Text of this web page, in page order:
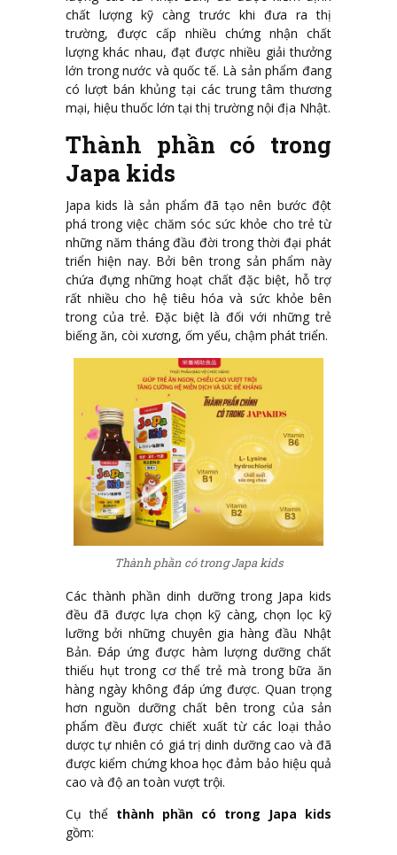
chất lượng kỹ càng trước khi đưa ra thị
trường, được cấp nhiều chứng nhận chất
lượng khác nhau, đạt được nhiều giải thưởng
lớn trong nước và quốc tế. Là sản phẩm đang
có lượt bán khủng tại các trung tâm thương
mại, hiệu thuốc lớn tại thị trường nội địa Nhật.
Thành phần có trong
Japa kids
Japa kids là sản phẩm đã tạo nên bước đột
phá trong việc chăm sóc sức khỏe cho trẻ từ
những năm tháng đầu đời trong thời đại phát
triển hiện nay. Bởi bên trong sản phẩm này
chứa đựng những hoạt chất đặc biệt, hỗ trợ
rất nhiều cho hệ tiêu hóa và sức khỏe bên
trong của trẻ. Đặc biệt là đối với những trẻ
biếng ăn, còi xương, ốm yếu, chậm phát triển.
Thành phần có trong Japa kids
Các thành phần dinh dưỡng trong Japa kids
đều đã được lựa chọn kỹ càng, chọn lọc kỹ
lưỡng bởi những chuyên gia hàng đầu Nhật
Bản. Đáp ứng được hàm lượng dưỡng chất
thiếu hụt trong cơ thể trẻ mà trong bữa ăn
hàng ngày không đáp ứng được. Quan trọng
hơn nguồn dưỡng chất bên trong của sản
phẩm đều được chiết xuất từ các loại thảo
dược tự nhiên có giá trị dinh dưỡng cao và đã
được kiểm chứng khoa học đảm bảo hiệu quả
cao và độ an toàn vượt trội.
Cụ thể thành phần có trong Japa kids
gồm: